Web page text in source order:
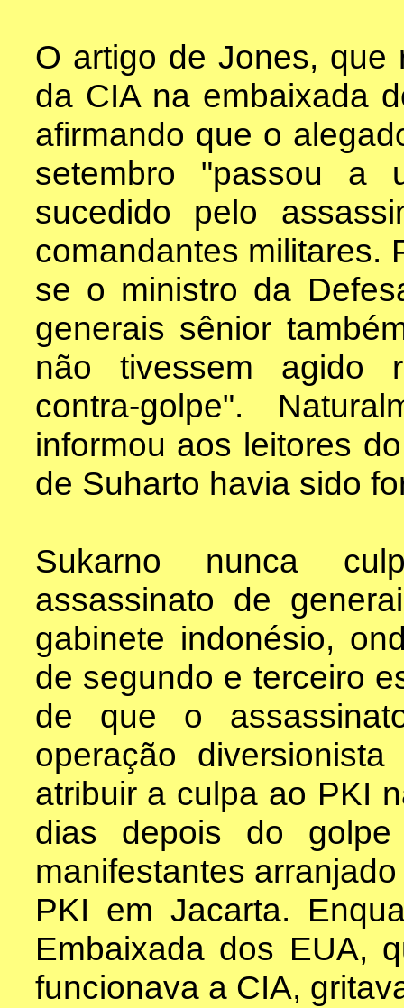
O artigo de Jones, que
da CIA na embaixada
afirmando que o
setembro "passou a
sucedido pelo
comandantes militares.
se o ministro da
generais sênior
não tivessem agido
contra-golpe".
informou aos leitores
de Suharto havia sido
Sukarno nunca
assassinato de
gabinete indonésio,
de segundo e terceiro
de que o
operação
atribuir a culpa ao PKI
dias depois do
manifestantes
PKI em Jacarta.
Embaixada dos EUA,
funcionava a CIA,